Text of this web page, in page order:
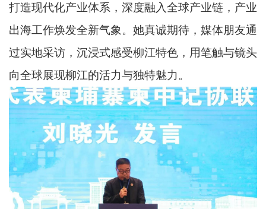
打造现代化产业体系，深度融入全球产业链，产业
出海工作焕发全新气象。她真诚期待，媒体朋友通
过实地采访，沉浸式感受柳江特色，用笔触与镜头
向全球展现柳江的活力与独特魅力。